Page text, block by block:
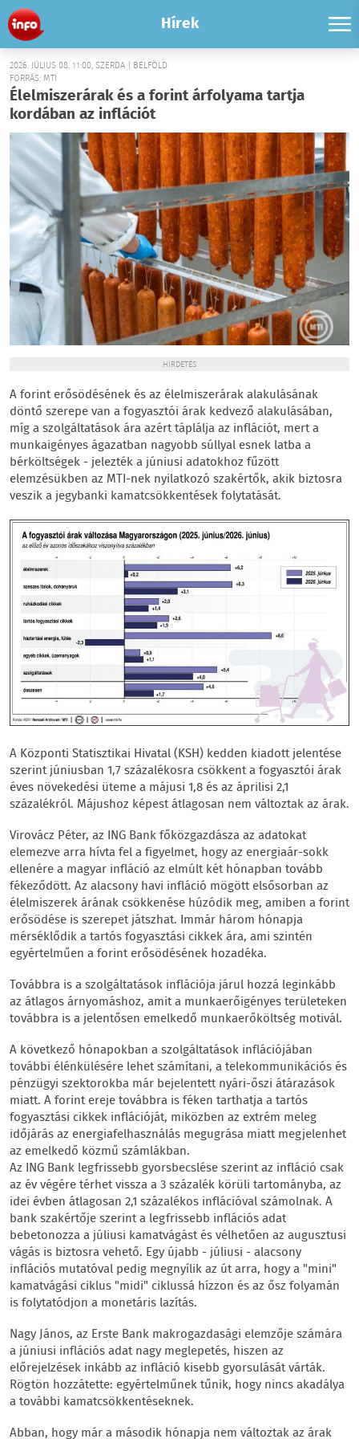
Hírek
2026. JÚLIUS 08. 11:00, SZERDA | BELFÖLD
FORRÁS: MTI
Élelmiszerárak és a forint árfolyama tartja
kordában az inflációt
HIRDETÉS
A forint erősödésének és az élelmiszerárak alakulásának
döntő szerepe van a fogyasztói árak kedvező alakulásában,
míg a szolgáltatások ára azért táplálja az inflációt, mert a
munkaigényes ágazatban nagyobb súllyal esnek latba a
bérköltségek - jelezték a júniusi adatokhoz fűzött
elemzésükben az MTI-nek nyilatkozó szakértők, akik biztosra
veszik a jegybanki kamatcsökkentések folytatását.
A Központi Statisztikai Hivatal (KSH) kedden kiadott jelentése
szerint júniusban 1,7 százalékosra csökkent a fogyasztói árak
éves növekedési üteme a májusi 1,8 és az áprilisi 2,1
százalékról. Májushoz képest átlagosan nem változtak az árak.
Virovácz Péter, az ING Bank főközgazdásza az adatokat
elemezve arra hívta fel a figyelmet, hogy az energiaár-sokk
ellenére a magyar infláció az elmúlt két hónapban tovább
fékeződött. Az alacsony havi infláció mögött elsősorban az
élelmiszerek árának csökkenése húzódik meg, amiben a forint
erősödése is szerepet játszhat. Immár három hónapja
mérséklődik a tartós fogyasztási cikkek ára, ami szintén
egyértelműen a forint erősödésének hozadéka.
Továbbra is a szolgáltatások inflációja járul hozzá leginkább
az átlagos árnyomáshoz, amit a munkaerőigényes területeken
továbbra is a jelentősen emelkedő munkaerőköltség motivál.
A következő hónapokban a szolgáltatások inflációjában
további élénkülésére lehet számítani, a telekommunikációs és
pénzügyi szektorokba már bejelentett nyári-őszi átárazások
miatt. A forint ereje továbbra is féken tarthatja a tartós
fogyasztási cikkek inflációját, miközben az extrém meleg
időjárás az energiafelhasználás megugrása miatt megjelenhet
az emelkedő közmű számlákban.
Az ING Bank legfrissebb gyorsbecslése szerint az infláció csak
az év végére térhet vissza a 3 százalék körüli tartományba, az
idei évben átlagosan 2,1 százalékos inflációval számolnak. A
bank szakértője szerint a legfrissebb inflációs adat
bebetonozza a júliusi kamatvágást és vélhetően az augusztusi
vágás is biztosra vehető. Egy újabb - júliusi - alacsony
inflációs mutatóval pedig megnyílik az út arra, hogy a "mini"
kamatvágási ciklus "midi" ciklussá hízzon és az ősz folyamán
is folytatódjon a monetáris lazítás.
Nagy János, az Erste Bank makrogazdasági elemzője számára
a júniusi inflációs adat nagy meglepetés, hiszen az
előrejelzések inkább az infláció kisebb gyorsulását várták.
Rögtön hozzátette: egyértelműnek tűnik, hogy nincs akadálya
a további kamatcsökkentéseknek.
Abban, hogy már a második hónapja nem változtak az árak